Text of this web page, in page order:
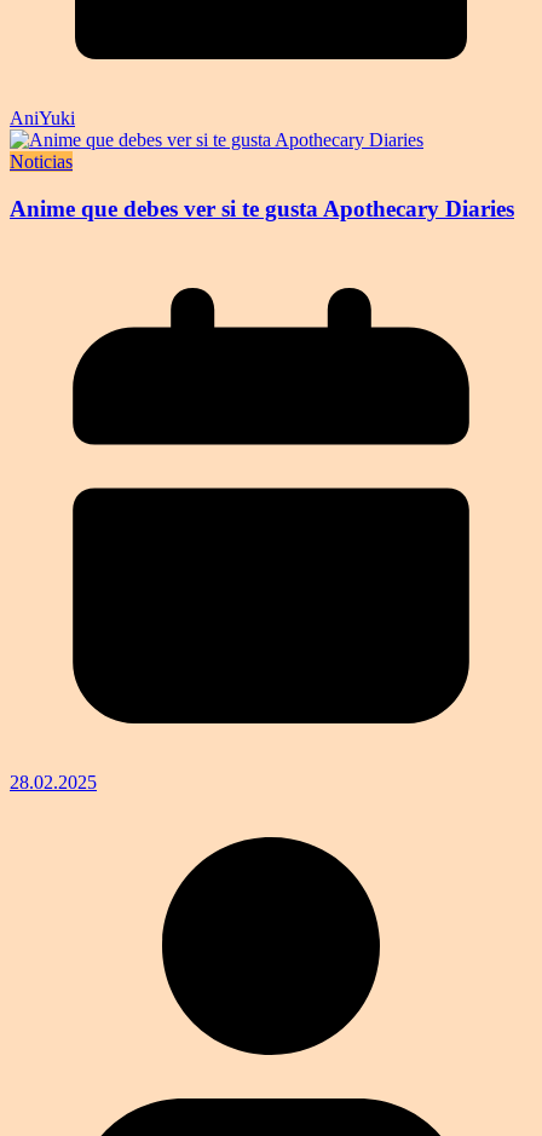
AniYuki
Noticias
Anime que debes ver si te gusta Apothecary Diaries
28.02.2025